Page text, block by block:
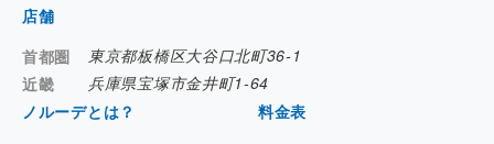
店舗
首都圏
東京都板橋区大谷口北町36-1
近畿
兵庫県宝塚市金井町1-64
ノルーデとは？
料金表